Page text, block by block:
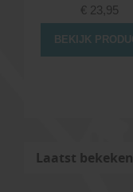
€ 23,95
BEKIJK
Laatst bekeken